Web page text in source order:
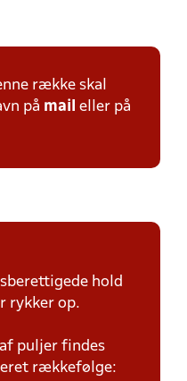
række skal
på mail eller på
hold
rykker op.
puljer findes
rækkefølge: